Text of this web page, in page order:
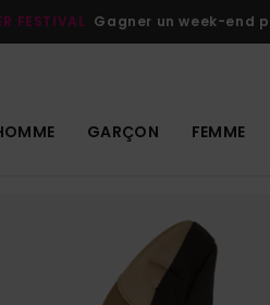
FESTIVAL Gagner un week-end
GARÇON FEMME